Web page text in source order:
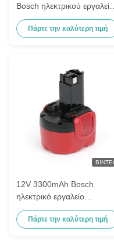
Bosch ηλεκτρικού εργαλείου
Bh-974h Bh-974L Bh-974n
2 607 33
Πάρτε την καλύτερη τιμή
12V 3300mAh Bosch
ηλεκτρικό εργαλείο
μπαταρία
επαναφορτιζόμενη Bat043
Πάρτε την καλύτερη τιμή